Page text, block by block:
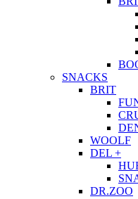
SNACKS
BRIT
WOOLF
DEL +
DR.ZOO